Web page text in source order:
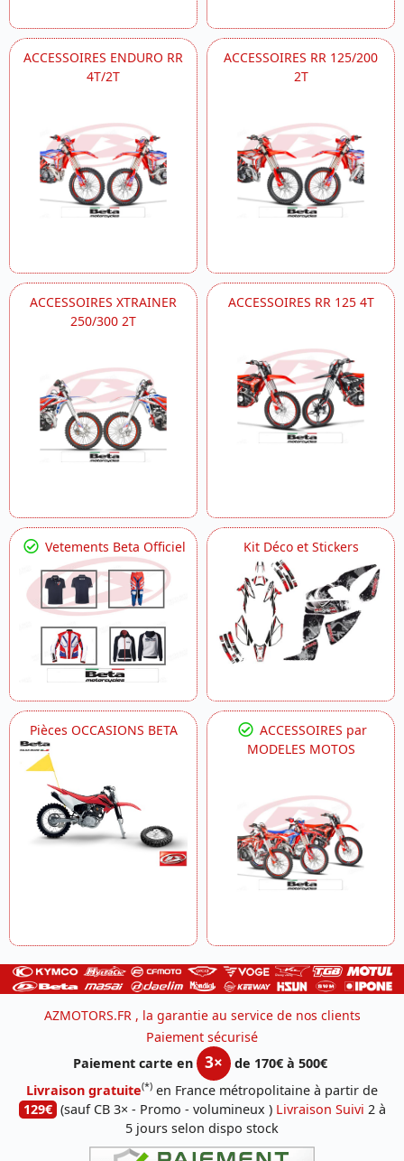
ACCESSOIRES ENDURO RR
4T/2T
ACCESSOIRES RR 125/200
2T
ACCESSOIRES XTRAINER
250/300 2T
ACCESSOIRES RR 125 4T
Vetements Beta Officiel Kit Déco et Stickers
Pièces OCCASIONS BETA
ACCESSOIRES par
MODELES MOTOS
AZMOTORS.FR , la garantie au service de nos clients
Paiement sécurisé
Paiement carte en
3×
de 170€ à 500€
Livraison gratuite(*) en France métropolitaine à partir de
129€ (sauf CB 3× - Promo - volumineux ) Livraison Suivi 2 à
5 jours selon dispo stock